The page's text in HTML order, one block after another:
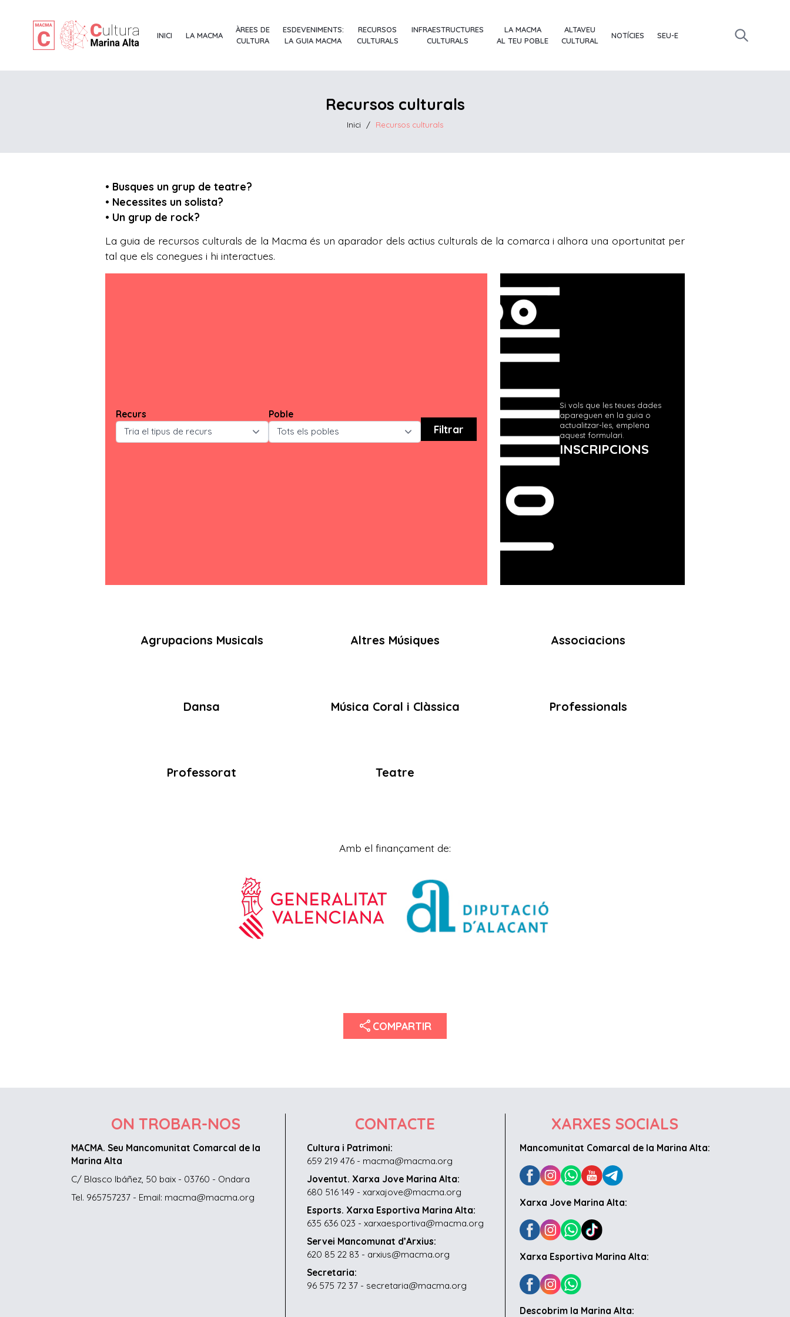
INICI LA MACMA
ÀREES DE
CULTURA
ESDEVENIMENTS:
LA GUIA MACMA
RECURSOS
CULTURALS
INFRAESTRUCTURES
CULTURALS
LA MACMA
AL TEU POBLE
ALTAVEU
CULTURAL
NOTÍCIES SEU-E
Recursos culturals
Inici / Recursos culturals
• Busques un grup de teatre?
• Necessites un solista?
• Un grup de rock?
La guia de recursos culturals de la Macma és un aparador dels actius culturals de la comarca i alhora una oportunitat per
tal que els conegues i hi interactues.
Recurs Poble
Filtrar
Si vols que les teues dades
apareguen en la guia o
actualitzar-les, emplena
aquest formulari.
INSCRIPCIONS
Agrupacions Musicals Altres Músiques Associacions
Dansa Música Coral i Clàssica Professionals
Professorat Teatre
Amb el finançament de:
share COMPARTIR
ON TROBAR-NOS
MACMA. Seu Mancomunitat Comarcal de la
Marina Alta
C/ Blasco Ibáñez, 50 baix - 03760 - Ondara
Tel. 965757237 - Email: macma@macma.org
CONTACTE
Cultura i Patrimoni:
659 219 476 - macma@macma.org
Joventut. Xarxa Jove Marina Alta:
680 516 149 - xarxajove@macma.org
Esports. Xarxa Esportiva Marina Alta:
635 636 023 - xarxaesportiva@macma.org
Servei Mancomunat d’Arxius:
620 85 22 83 - arxius@macma.org
Secretaria:
96 575 72 37 - secretaria@macma.org
XARXES SOCIALS
Mancomunitat Comarcal de la Marina Alta:
Xarxa Jove Marina Alta:
Xarxa Esportiva Marina Alta:
Descobrim la Marina Alta: